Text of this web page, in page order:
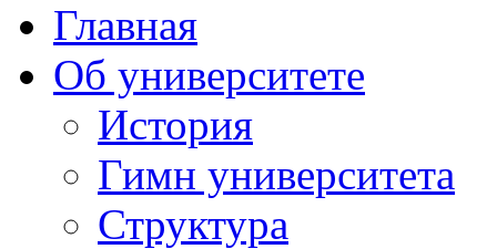
Главная
Об университете
История
Гимн университета
Структура